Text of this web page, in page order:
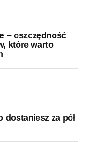
– oszczędność
które warto
dostaniesz za pół